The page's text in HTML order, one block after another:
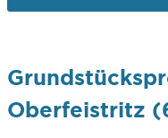
Oberfeistritz